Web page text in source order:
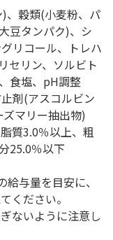
)、穀類(小麦粉、パ
豆タンパク)、シ
リコール、トレハ
セリン、ソルビト
食塩、pH調整
剤(アスコルビン
マリー抽出物)
質3.0％以上、粗
25.0％以下
給与量を目安に、
ください。
ないように注意し